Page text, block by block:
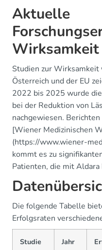
Aktuelle
Studien zur Wirksamkeit
Österreich und der EU
2022 bis 2025 wurde
bei der Reduktion von
nachgewiesen.
[Wiener Medizinischen
(https://www.wiener-
kommt es zu
Patienten, die mit
Die folgende Tabelle
Erfolgsraten
Studie Jahr